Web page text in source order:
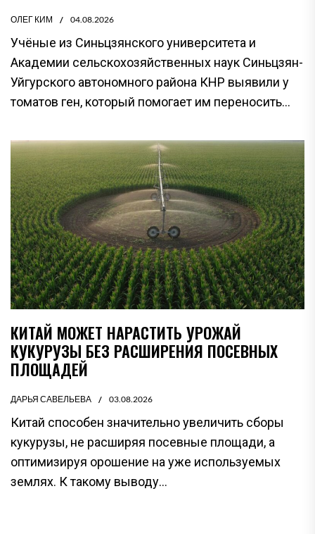
ОЛЕГ КИМ 04.08.2026
Учёные из Синьцзянского университета и
Академии сельскохозяйственных наук Синьцзян-
Уйгурского автономного района КНР выявили у
томатов ген, который помогает им переносить...
КИТАЙ МОЖЕТ НАРАСТИТЬ УРОЖАЙ
КУКУРУЗЫ БЕЗ РАСШИРЕНИЯ ПОСЕВНЫХ
ПЛОЩАДЕЙ
ДАРЬЯ САВЕЛЬЕВА 03.08.2026
Китай способен значительно увеличить сборы
кукурузы, не расширяя посевные площади, а
оптимизируя орошение на уже используемых
землях. К такому выводу...